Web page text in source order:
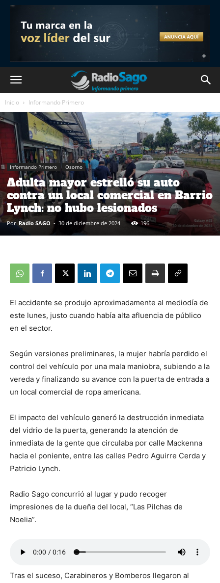
Inicio Informando Primero
Informando Primero Osorno
Adulta mayor estrelló su auto
contra un local comercial en Barrio
Lynch: no hubo lesionados
Por Radio SAGO - 30 de diciembre de 2024 196
El accidente se produjo aproximadamente al mediodía de
este lunes, justo cuando había alta afluencia de público
en el sector.
Según versiones preliminares, la mujer habría perdido el
control del vehículo por una mala maniobra, subiendo a la
vereda y finalizando su avance con la puerta de entrada a
un local comercial de ropa americana.
El impacto del vehículo generó la destrucción inmediata
del vidrio de la puerta, generando la atención de
inmediata de la gente que circulaba por calle Mackenna
hacia el poniente, entre las calles Pedro Aguirre Cerda y
Patricio Lynch.
Radio Sago concurrió al lugar y pudo recoger
impresiones de la dueña del local, “Las Pilchas de
Noelia”.
Tras el suceso, Carabineros y Bomberos llegaron al